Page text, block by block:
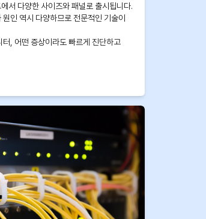
서 다양한 사이즈와 패널로 출시됩니다.
인 역시 다양하므로 전문적인 기술이
터, 어떤 증상이라도 빠르게 진단하고